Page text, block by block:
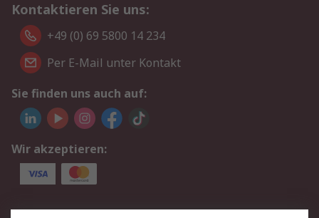
Kontaktieren Sie uns:
+49 (0) 69 5800 14 234
Per E-Mail unter Kontakt
Sie finden uns auch auf:
Wir akzeptieren: